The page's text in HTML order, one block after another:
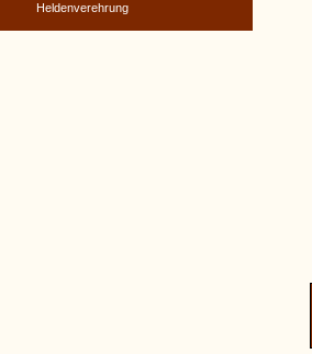
Heldenverehrung